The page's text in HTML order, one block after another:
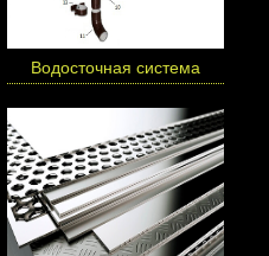
Водосточная система